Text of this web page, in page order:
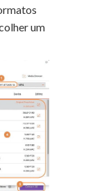
um